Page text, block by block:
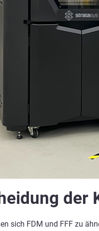
der
sich FDM und FFF zu